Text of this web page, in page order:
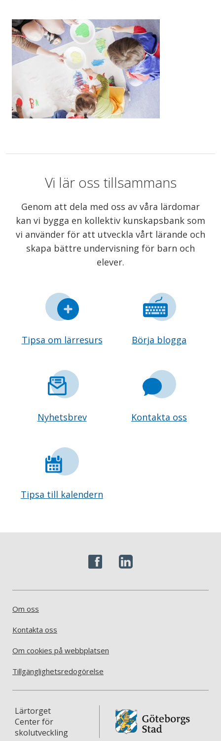
Vi lär oss tillsammans
Genom att dela med oss av våra lärdomar
kan vi bygga en kollektiv kunskapsbank som
vi använder för att utveckla vårt lärande och
skapa bättre undervisning för barn och
elever.
Tipsa om lärresurs Börja blogga
Nyhetsbrev Kontakta oss
Tipsa till kalendern
Om oss
Kontakta oss
Om cookies på webbplatsen
Tillgänglighetsredogörelse
Lärtorget
Center för
skolutveckling